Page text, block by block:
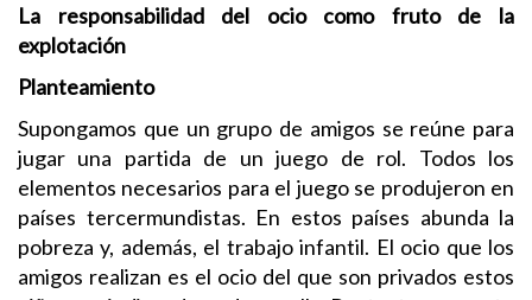
La responsabilidad del ocio como fruto de la
explotación
Planteamiento
Supongamos que un grupo de amigos se reúne para
jugar una partida de un juego de rol. Todos los
elementos necesarios para el juego se produjeron en
países tercermundistas. En estos países abunda la
pobreza y, además, el trabajo infantil. El ocio que los
amigos realizan es el ocio del que son privados estos